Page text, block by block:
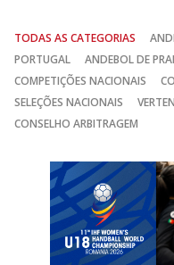
TODAS AS CATEGORIAS
PORTUGAL
ANDEBOL DE
COMPETIÇÕES NACIONAIS
SELEÇÕES NACIONAIS
CONSELHO ARBITRAGEM
Anterior